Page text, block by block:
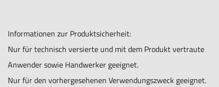
Informationen zur Produktsicherheit:
Nur für technisch versierte und mit dem Produkt vertraute
Anwender sowie Handwerker geeignet.
Nur für den vorhergesehenen Verwendungszweck geeignet.